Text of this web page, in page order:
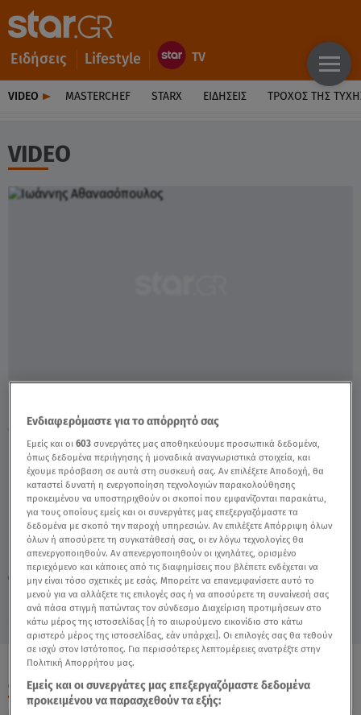
Ειδήσεις Lifestyle
VIDEO MASTERCHEF STARX ΕΙΔΉΣΕΙΣ ΤΡΟΧΌΣ ΤΗΣ
VIDEO
Κυριακή 9 Αυγούστου 2026
22.10.21, 19:10 CELEBRITIES & GOSSIP ΝΕΑ
Μορφή Κατάθλιψης» - Video
ΟΛΑ ΤΑ ΒΙΝΤΕΟ
Ενδιαφερόμαστε για το απόρρητό σας
Εμείς και οι603 συνεργάτες μας αποθηκεύουμε προσωπικά δεδομένα,
όπως δεδομένα περιήγησης ή μοναδικά αναγνωριστικά στοιχεία, και
έχουμε πρόσβαση σε αυτά στη συσκευή σας. Αν επιλέξετε Αποδοχή, θα
καταστεί δυνατή η ενεργοποίηση τεχνολογιών παρακολούθησης
προκειμένου να υποστηριχθούν οι σκοποί που εμφανίζονται παρακάτω,
για τους οποίους εμείς και οι συνεργάτες μας επεξεργαζόμαστε τα
δεδομένα με σκοπό την παροχή υπηρεσιών. Αν επιλέξετε Απόρριψη όλων
όλων ή αποσύρετε τη συγκατάθεσή σας, οι εν λόγω τεχνολογίες θα
απενεργοποιηθούν. Αν απενεργοποιηθούν οι ιχνηλάτες, ορισμένο
περιεχόμενο και κάποιες από τις διαφημίσεις που βλέπετε ενδέχεται να
μην είναι τόσο σχετικές με εσάς. Μπορείτε να επανεμφανίσετε αυτό το
μενού για να αλλάξετε τις επιλογές σας ή να αποσύρετε τη συναίνεσή σας
ανά πάσα στιγμή πατώντας τον σύνδεσμο Διαχείριση προτιμήσεων στο
κάτω μέρος της ιστοσελίδας [ή το αιωρούμενο εικονίδιο στο κάτω
αριστερό μέρος της ιστοσελίδας, εάν υπάρχει]. Οι επιλογές σας θα τεθούν
σε ισχύ στον Ιστότοπος. Για περισσότερες λεπτομέρειες ανατρέξτε στην
Πολιτική Απορρήτου μας.
Εμείς και οι συνεργάτες μας επεξεργαζόμαστε δεδομένα
προκειμένου να παρασχεθούν τα εξής: